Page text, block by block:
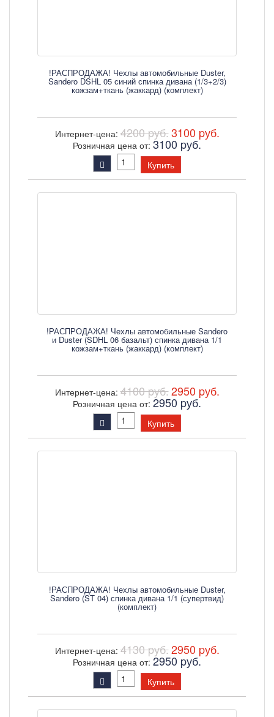
!РАСПРОДАЖА! Чехлы автомобильные Duster,
Sandero DSHL 05 синий спинка дивана (1/3+2/3)
кожзам+ткань (жаккард) (комплект)
Интернет-цена:4200 pуб.3100 pуб.
Розничная цена от: 3100 pуб.
Купить
!РАСПРОДАЖА! Чехлы автомобильные Sandero
и Duster (SDHL 06 базальт) спинка дивана 1/1
кожзам+ткань (жаккард) (комплект)
Интернет-цена:4100 pуб.2950 pуб.
Розничная цена от: 2950 pуб.
Купить
!РАСПРОДАЖА! Чехлы автомобильные Duster,
Sandero (ST 04) спинка дивана 1/1 (супертвид)
(комплект)
Интернет-цена:4130 pуб.2950 pуб.
Розничная цена от: 2950 pуб.
Купить